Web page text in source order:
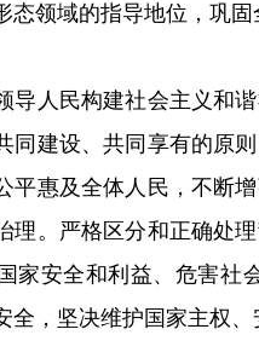
态领域的指导地位，巩
人民构建社会主义和谐
同建设、共同享有的原
平惠及全体人民，不断
理。严格区分和正确处
家安全和利益、危害社
全，坚决维护国家主权